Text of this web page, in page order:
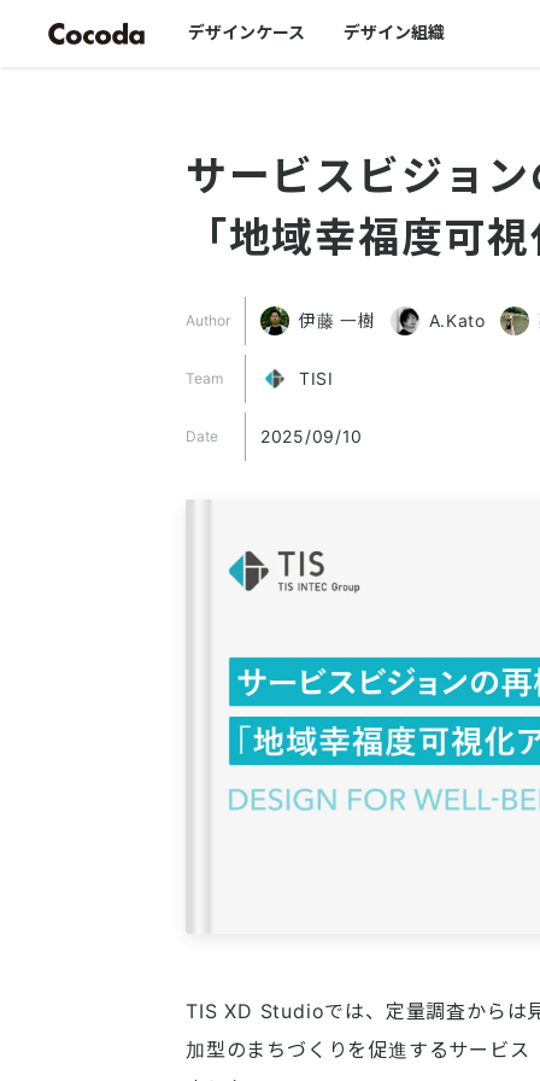
デザインケース デザイン組織
サービスビジョ
「地域幸福度可
Author 伊藤 一樹 A.Kato
Team TISI
Date 2025/09/10
TIS XD Studioでは、定量調査からは
加型のまちづくりを促進するサービス